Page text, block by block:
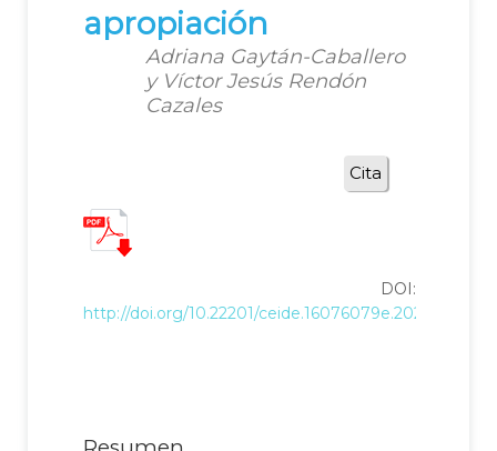
apropiación
Adriana Gaytán-Caballero
y Víctor Jesús Rendón
Cazales
Cita
DOI:
http://doi.org/10.22201/ceide.16076079e.2026.27.2.11